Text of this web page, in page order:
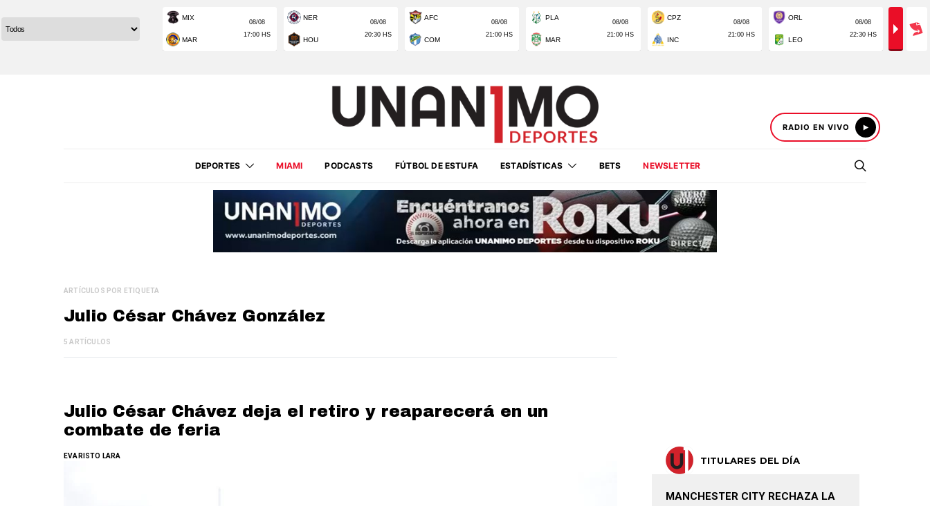
RADIO EN VIVO
DEPORTES MIAMI PODCASTS FÚTBOL DE ESTUFA ESTADÍSTICAS BETS NEWSLETTER
ARTÍCULOS POR ETIQUETA
Julio César Chávez González
5 ARTÍCULOS
Julio César Chávez deja el retiro y reaparecerá en un
combate de feria
EVARISTO LARA TITULARES DEL DÍA
MANCHESTER CITY RECHAZA LA